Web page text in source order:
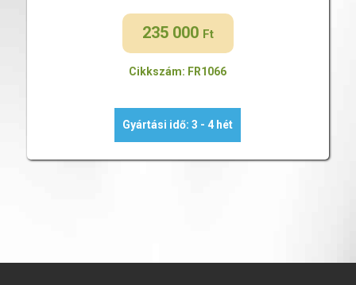
235 000 Ft
Cikkszám: FR1066
Gyártási idő: 3 - 4 hét